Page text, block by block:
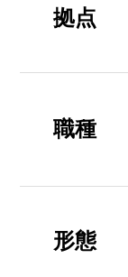
拠点
職種
形態